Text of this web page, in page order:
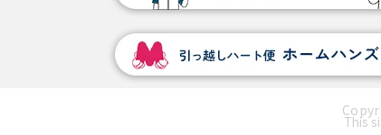
This